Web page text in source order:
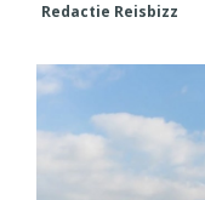
Redactie Reisbizz